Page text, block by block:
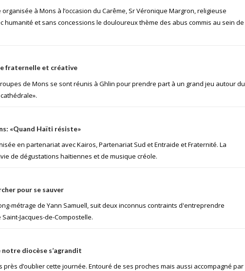
à Mons à l’occasion du Carême, Sr Véronique Margron, religieuse
humanité et sans concessions le douloureux thème des abus commis au sein de
fraternelle et créative
de Mons se sont réunis à Ghlin pour prendre part à un grand jeu autour du
«Quand Haïti résiste»
en partenariat avec Kairos, Partenariat Sud et Entraide et Fraternité. La
de dégustations haïtiennes et de musique créole.
pour se sauver
métrage de Yann Samuell, suit deux inconnus contraints d'entreprendre
Jacques-de-Compostelle.
diocèse s’agrandit
près d’oublier cette journée. Entouré de ses proches mais aussi accompagné par